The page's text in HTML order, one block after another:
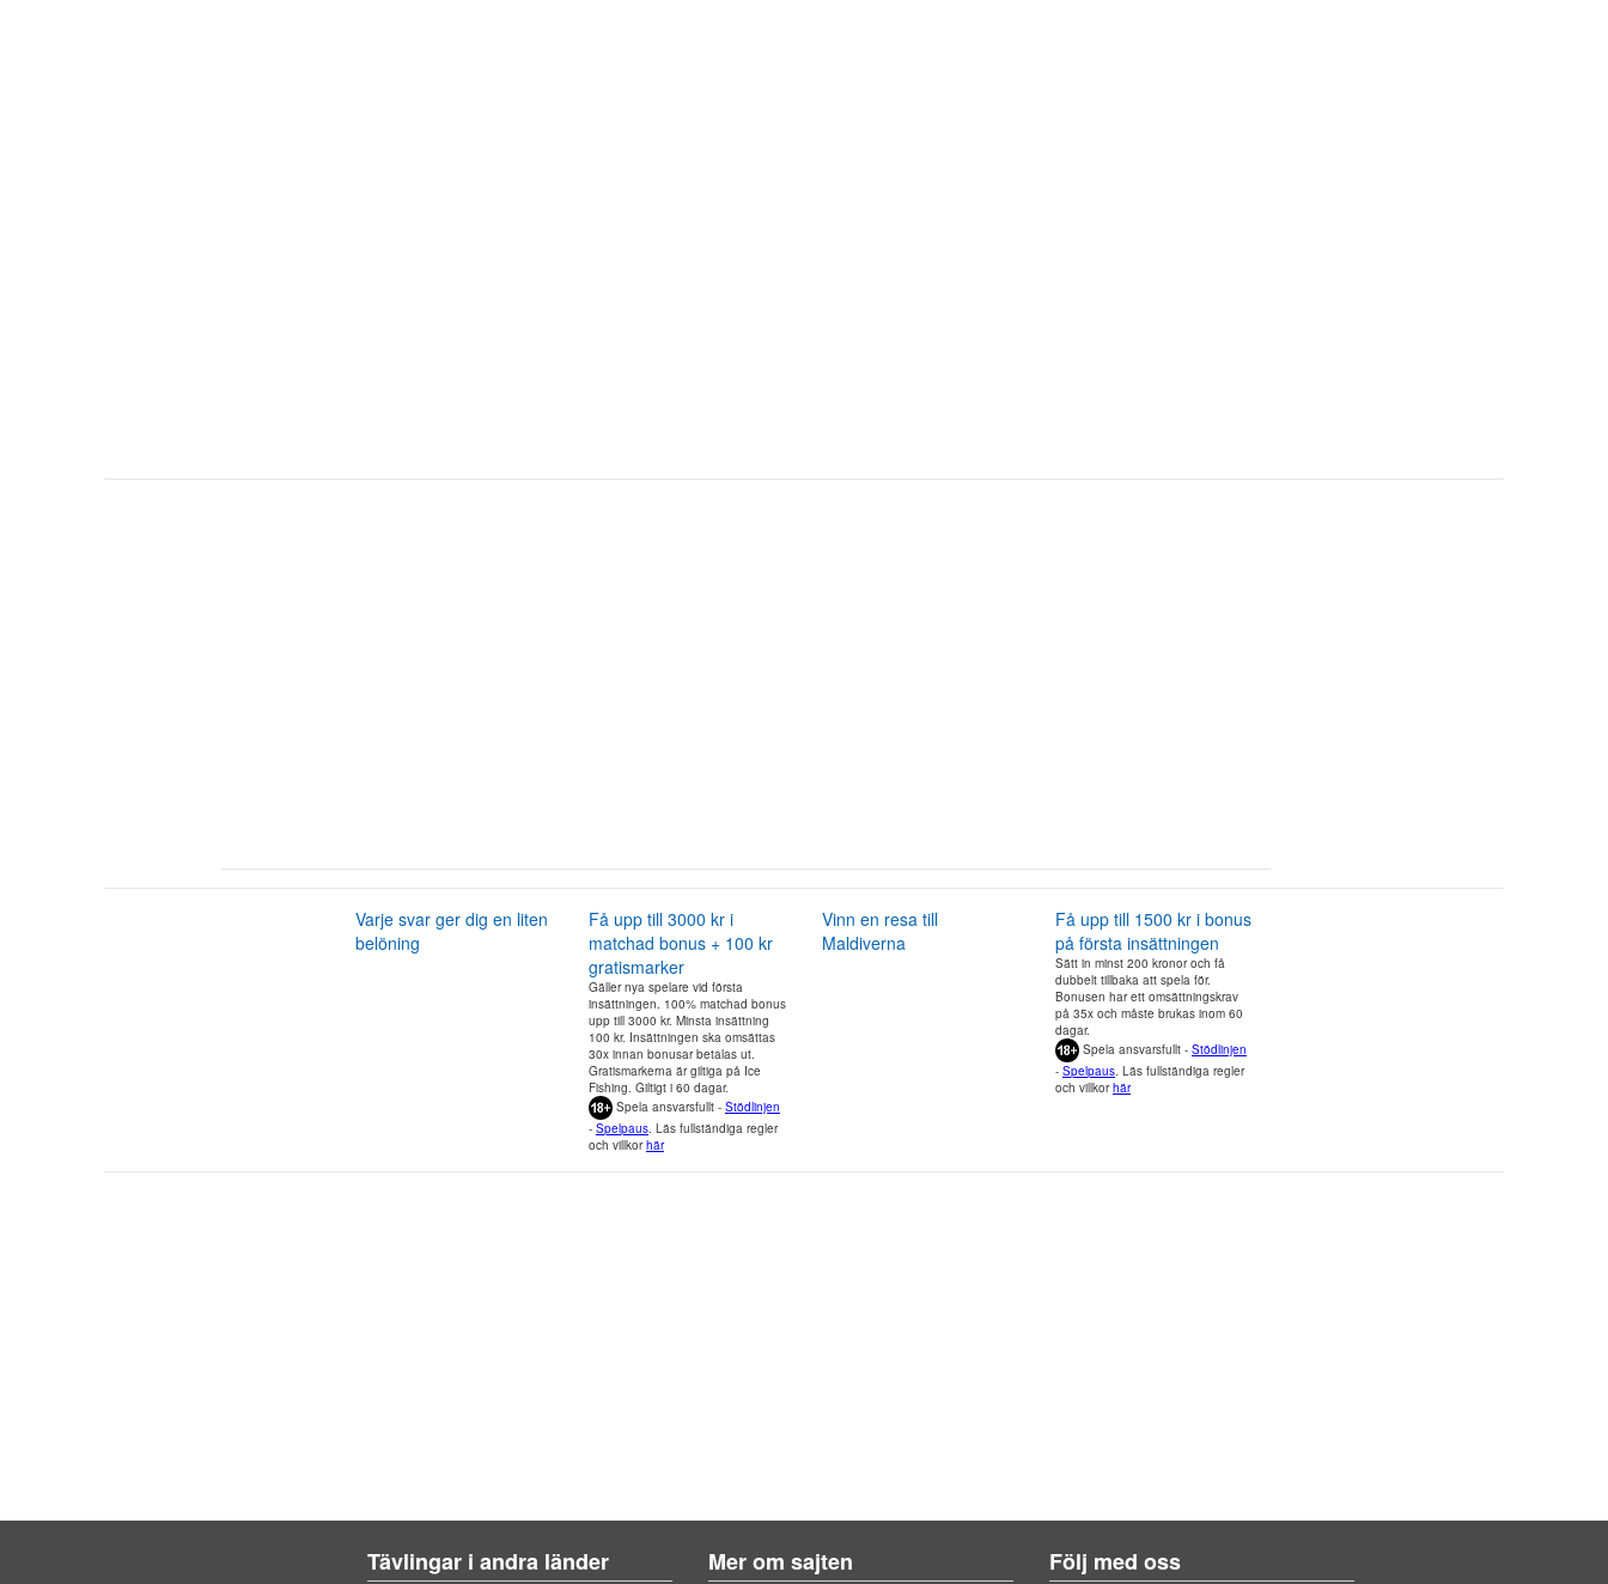
Varje svar ger dig en liten
belöning
Få upp till 3000 kr i
matchad bonus + 100 kr
gratismarker
Gäller nya spelare vid första
insättningen. 100% matchad bonus
upp till 3000 kr. Minsta insättning
100 kr. Insättningen ska omsättas
30x innan bonusar betalas ut.
Gratismarkerna är giltiga på Ice
Fishing. Giltigt i 60 dagar.
Spela ansvarsfullt - Stödlinjen
- Spelpaus. Läs fullständiga regler
och villkorhär
Vinn en resa till
Maldiverna
Få upp till 1500 kr i bonus
på första insättningen
Sätt in minst 200 kronor och få
dubbelt tillbaka att spela för.
Bonusen har ett omsättningskrav
på 35x och måste brukas inom 60
dagar.
Spela ansvarsfullt - Stödlinjen
- Spelpaus. Läs fullständiga regler
och villkorhär
Tävlingar i andra länder Mer om sajten Följ med oss